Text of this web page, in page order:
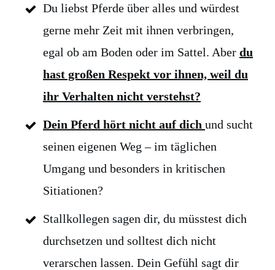
Du liebst Pferde über alles und würdest
gerne mehr Zeit mit ihnen verbringen,
egal ob am Boden oder im Sattel. Aber du
hast großen Respekt vor ihnen, weil du
ihr Verhalten nicht verstehst?
Dein Pferd hört nicht auf dich und sucht
seinen eigenen Weg – im täglichen
Umgang und besonders in kritischen
Sitiationen?
Stallkollegen sagen dir, du müsstest dich
durchsetzen und solltest dich nicht
verarschen lassen. Dein Gefühl sagt dir